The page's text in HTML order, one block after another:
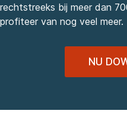
rechtstreeks bij meer dan
profiteer van nog veel meer.
NU